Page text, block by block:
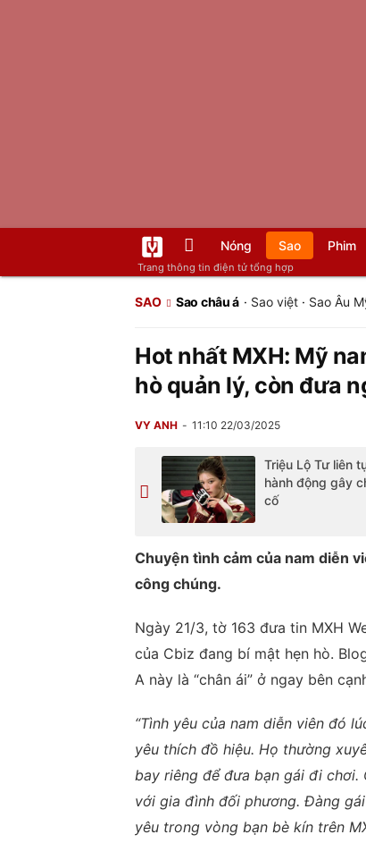
Trang thông tin điện tử tổng hợp
Nóng Sao Phim
SAO Sao châu á · Sao việt · Sao Âu
Hot nhất MXH: Mỹ
hò quản lý, còn đưa
VY ANH 11:10 22/03/2025
Triệu Lộ Tư liên
hành động gây
cố
Chuyện tình cảm của nam diễn
công chúng.
Ngày 21/3, tờ 163 đưa tin MXH
của Cbiz đang bí mật hẹn hò.
A này là “chân ái” ở ngay bên
“Tình yêu của nam diễn viên đó
yêu thích đồ hiệu. Họ thường
bay riêng để đưa bạn gái đi chơi.
với gia đình đối phương. Đàng
yêu trong vòng bạn bè kín trên